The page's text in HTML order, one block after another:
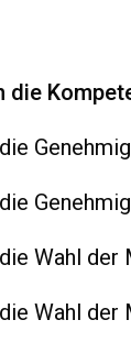
die
die Wahl
die Wahl